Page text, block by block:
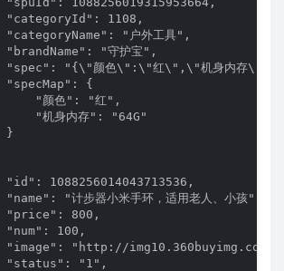
"categoryId": 1108,
"户外工具",
"守护宝",
"{\"颜色\":\"红\",\"机身内存
"specMap": {
"颜色": "红",
"机身内存": "64G"
}
"id": 1088256014043713536,
"计步器小米手环，适用老人、小孩",
"price": 800,
"num": 100,
"image": "http://
"status": "1",